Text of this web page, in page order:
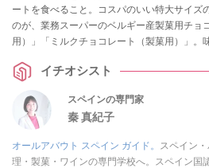
ートを食べること。コスパのいい特大サイズ
のが、業務スーパーのベルギー産製菓用チョ
用）」「ミルクチョコレート（製菓用）」。
介します。イチオシスト
スペインの専門家
秦 真紀子
オールアバウト スペイン ガイド。
スペイン
理・製菓・ワインの専門学校へ。スペイン国